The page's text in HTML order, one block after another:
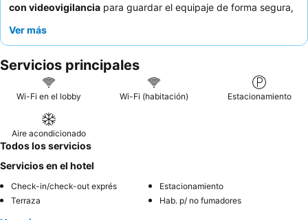
con videovigilancia para guardar el equipaje de forma segura,
elogian constantemente la
"buena" a "excelente". Para una estancia realmente cómoda,
considere utilizar la práctica
lavadora para visitas más largas.
Ver más
Servicios principales
Wi-Fi en el lobby Wi-Fi (habitación) Estacionamiento
Aire acondicionado
Todos los servicios
Servicios en el hotel
Check-in/check-out exprés
Estacionamiento
Terraza
Hab. p/ no fumadores